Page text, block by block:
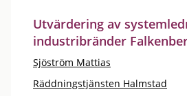
Utvärdering av
industribränder
Sjöström Mattias
Räddningstjänsten Halmstad